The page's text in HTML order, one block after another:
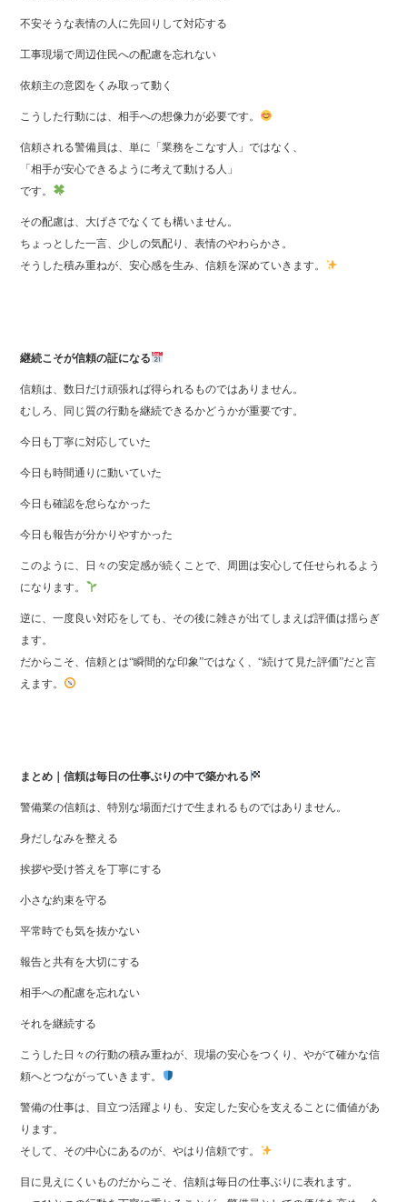
不安そうな表情の人に先回りして対応する
工事現場で周辺住民への配慮を忘れない
依頼主の意図をくみ取って動く
こうした行動には、相手への想像力が必要です。
信頼される警備員は、単に「業務をこなす人」ではなく、
「相手が安心できるように考えて動ける人」
です。
その配慮は、大げさでなくても構いません。
ちょっとした一言、少しの気配り、表情のやわらかさ。
そうした積み重ねが、安心感を生み、信頼を深めていきます。
継続こそが信頼の証になる
信頼は、数日だけ頑張れば得られるものではありません。
むしろ、同じ質の行動を継続できるかどうかが重要です。
今日も丁寧に対応していた
今日も時間通りに動いていた
今日も確認を怠らなかった
今日も報告が分かりやすかった
このように、日々の安定感が続くことで、周囲は安心して任せられるよう
になります。
逆に、一度良い対応をしても、その後に雑さが出てしまえば評価は揺らぎ
ます。
だからこそ、信頼とは“瞬間的な印象”ではなく、“続けて見た評価”だと言
えます。
まとめ｜信頼は毎日の仕事ぶりの中で築かれる
警備業の信頼は、特別な場面だけで生まれるものではありません。
身だしなみを整える
挨拶や受け答えを丁寧にする
小さな約束を守る
平常時でも気を抜かない
報告と共有を大切にする
相手への配慮を忘れない
それを継続する
こうした日々の行動の積み重ねが、現場の安心をつくり、やがて確かな信
頼へとつながっていきます。
警備の仕事は、目立つ活躍よりも、安定した安心を支えることに価値があ
ります。
そして、その中心にあるのが、やはり信頼です。
目に見えにくいものだからこそ、信頼は毎日の仕事ぶりに表れます。